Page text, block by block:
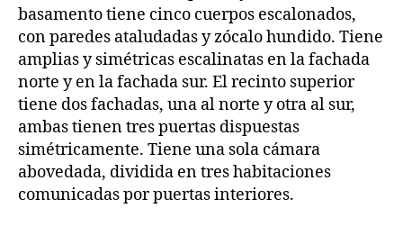
basamento tiene cinco cuerpos escalonados,
con paredes ataludadas y zócalo hundido. Tiene
amplias y simétricas escalinatas en la fachada
norte y en la fachada sur. El recinto superior
tiene dos fachadas, una al norte y otra al sur,
ambas tienen tres puertas dispuestas
simétricamente. Tiene una sola cámara
abovedada, dividida en tres habitaciones
comunicadas por puertas interiores.